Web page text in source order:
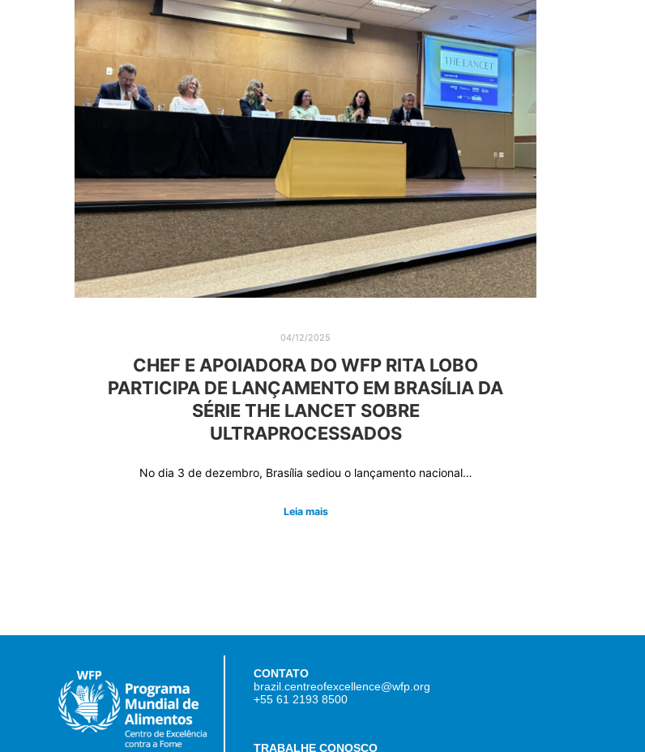
04/12/2025
CHEF E APOIADORA DO WFP RITA LOBO
PARTICIPA DE LANÇAMENTO EM BRASÍLIA DA
SÉRIE THE LANCET SOBRE
ULTRAPROCESSADOS
No dia 3 de dezembro, Brasília sediou o lançamento nacional…
Leia mais
CONTATO
brazil.centreofexcellence@wfp.org
+55 61 2193 8500
TRABALHE CONOSCO